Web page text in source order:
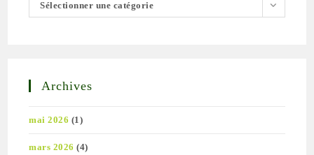
Sélectionner une catégorie
Archives
mai 2026 (1)
mars 2026 (4)